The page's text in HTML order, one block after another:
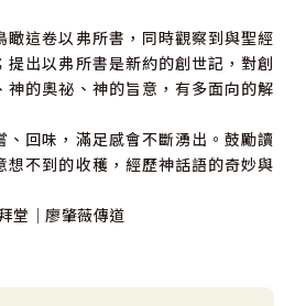
這卷以弗所書，同時觀察到與聖經
提出以弗所書是新約的創世記，對創
神的奧祕、神的旨意，有多面向的解
、回味，滿足感會不斷湧出。鼓勵讀
想不到的收穫，經歷神話語的奇妙與
堂｜廖肇薇傳道